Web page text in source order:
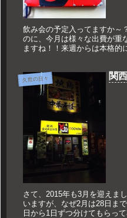
飲み会の予定入ってますか～
のに、今月は様々な出費が重
ますね！！来週からは本格的
久世の日々 関
さて、2015年も3月を迎えま
いますが、なぜ2月は28日ま
日から1日ずつ分けてもらっ